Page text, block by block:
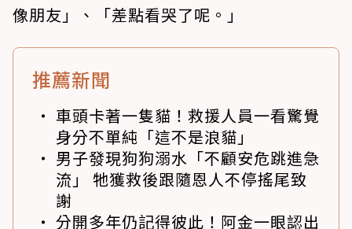
像朋友」、「差點看哭了呢。」
推薦新聞
車頭卡著一隻貓！救援人員一看驚覺
身分不單純「這不是浪貓」
男子發現狗狗溺水「不顧安危跳進急
流」 牠獲救後跟隨恩人不停搖尾致
謝
分開多年仍記得彼此！阿金一眼認出